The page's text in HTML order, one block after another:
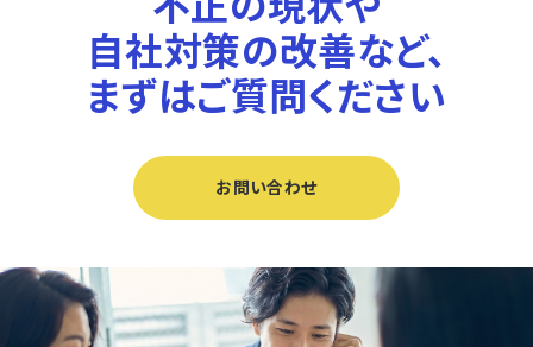
自社対策の改善など、
まずはご質問ください
お問い合わせ